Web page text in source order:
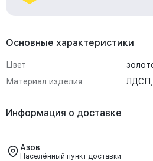
Основные характеристики
Цвет
Материал изделия
ЛДСП,
Информация о доставке
Азов
Населённый пункт доставки